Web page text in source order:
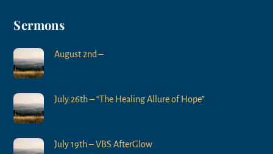
Sermons
August 2nd –
July 26th – “The Healing Allure of Hope”
July 19th – VBS AfterGlow